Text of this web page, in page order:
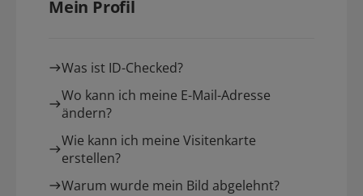
Mein Profil
Was ist ID-Checked?
Wo kann ich meine E-Mail-Adresse
ändern?
Wie kann ich meine Visitenkarte
erstellen?
Warum wurde mein Bild abgelehnt?